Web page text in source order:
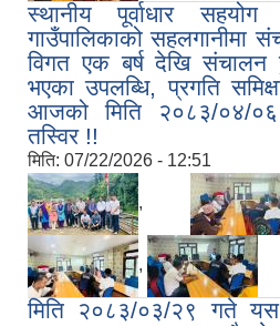
स्थानीय पूर्वाधार
गाउँपालिकाको सहलगानीमा
विगत एक बर्ष देखि
भएका उपलब्धि, प्रगति
आजको मिति २०८३/०४/०६
तस्विर !!
मिति: 07/22/2026 - 12:51
,
,
मिति २०८३/०३/२९ गते यस